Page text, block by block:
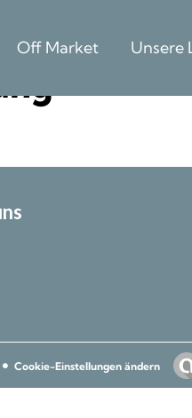
Off Market Unsere
Cookie-Einstellungen ändern